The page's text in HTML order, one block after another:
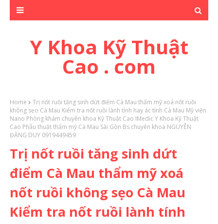
Y Khoa Kỹ Thuật
Cao . com
Home
Trị nốt ruồi tăng sinh dứt điểm Cà Mau thẩm mỹ xoá nốt ruồi
không sẹo Cà Mau Kiểm tra nốt ruồi lành tính hay ác tính Cà Mau Mỹ viện
Nano Phòng khám chuyên khoa Kỹ Thuật Cao IMedic Y Khoa Kỹ Thuật
Cao Phẫu thuật thẩm mỹ Cà Mau Sài Gòn Bs chuyên khoa NGUYỄN
ĐẶNG DUY 0919449459
Trị nốt ruồi tăng sinh dứt
điểm Cà Mau thẩm mỹ xoá
nốt ruồi không sẹo Cà Mau
Kiểm tra nốt ruồi lành tính